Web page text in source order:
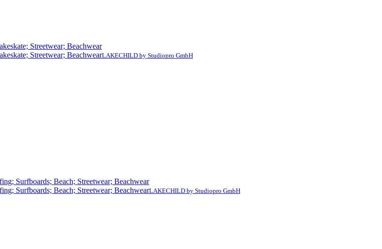
LAKECHILD by Studiopro GmbH
LAKECHILD by Studiopro GmbH